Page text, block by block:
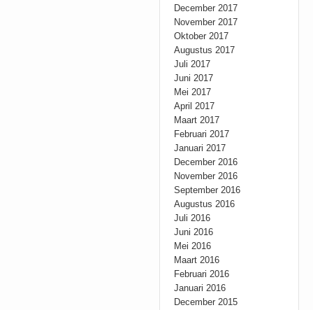
December 2017
November 2017
Oktober 2017
Augustus 2017
Juli 2017
Juni 2017
Mei 2017
April 2017
Maart 2017
Februari 2017
Januari 2017
December 2016
November 2016
September 2016
Augustus 2016
Juli 2016
Juni 2016
Mei 2016
Maart 2016
Februari 2016
Januari 2016
December 2015